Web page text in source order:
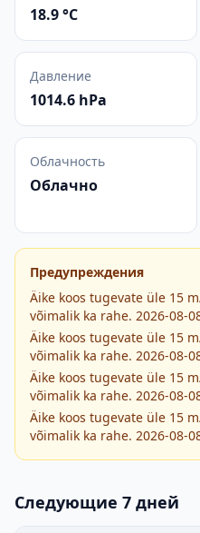
18.9 °C
Давление
1014.6 hPa
Облачность
Облачно
Предупреждения
Äike koos tugevate üle 15
võimalik ka rahe. 2026-08-
Äike koos tugevate üle 15
võimalik ka rahe. 2026-08-
Äike koos tugevate üle 15
võimalik ka rahe. 2026-08-
Äike koos tugevate üle 15
võimalik ka rahe. 2026-08-
Следующие 7 дней